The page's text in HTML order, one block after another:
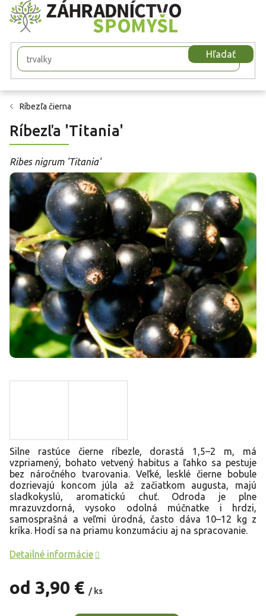
Prejsť
na
obsah
Hľadať
Ríbezľa čierna
Ríbezľa 'Titania'
Ribes nigrum 'Titania'
od 3,90 € / ks
Silne rastúce čierne ríbezle, dorastá 1,5–2 m, má
vzpriamený, bohato vetvený habitus a ľahko sa pestuje
bez náročného tvarovania. Veľké, lesklé čierne bobule
dozrievajú koncom júla až začiatkom augusta, majú
sladkokyslú, aromatickú chuť. Odroda je plne
mrazuvzdorná, vysoko odolná múčnatke i hrdzi,
samosprašná a veľmi úrodná, často dáva 10–12 kg z
kríka. Hodí sa na priamu konzumáciu aj na spracovanie.
Detailné informácie